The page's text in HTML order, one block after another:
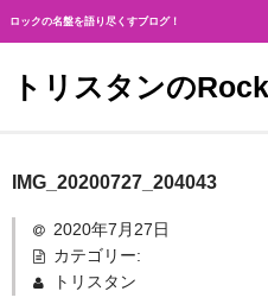
ロックの名盤を語り尽くすブログ！
トリスタンの
ハード・ロック
IMG_20200727_204043
2020年7月27日
カテゴリー:
トリスタン